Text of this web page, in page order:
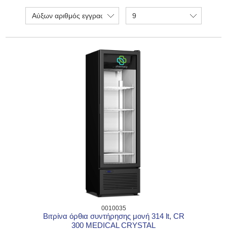
Αύξων αριθμός εγγραφής 9
0010035
Βιτρίνα όρθια συντήρησης μονή 314 lt, CR
300 MEDICAL CRYSTAL